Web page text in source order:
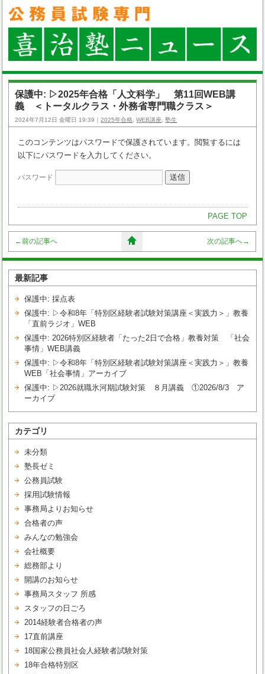
保護中: ▷2025年合格「人文科学」 第11回WEB講
義 ＜トータルクラス・外務省専門職クラス＞
2024年7月12日 金曜日 19:39｜2025年合格,WEB講座,塾生
このコンテンツはパスワードで保護されています。閲覧するには
以下にパスワードを入力してください。
パスワード
PAGE TOP
←前の記事へ 次の記事へ→
最新記事
保護中: 採点表
保護中: ▷令和8年「特別区経験者試験対策講座＜実践力＞」教養
「直前ラジオ」WEB
保護中: 2026特別区経験者「たった2日で合格」教養対策 「社会
事情」WEB講義
保護中: ▷令和8年「特別区経験者試験対策講座＜実践力＞」教養
WEB「社会事情」アーカイブ
保護中: ▷2026就職氷河期試験対策 ８月講義 ①2026/8/3 ア
ーカイブ
カテゴリ
未分類
塾長ゼミ
公務員試験
採用試験情報
事務局よりお知らせ
合格者の声
みんなの勉強会
会社概要
総務部より
開講のお知らせ
事務局スタッフ 所感
スタッフの日ごろ
2014経験者合格者の声
17直前講座
18国家公務員社会人経験者試験対策
18年合格特別区